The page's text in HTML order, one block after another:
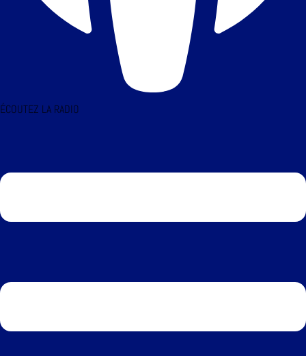
ÉCOUTEZ LA RADIO